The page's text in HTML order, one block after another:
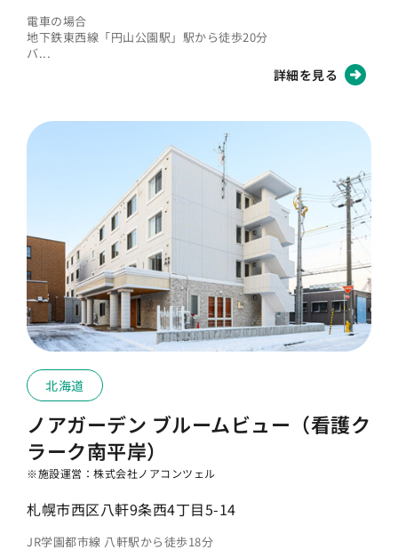
電車の場合
地下鉄東西線「円山公園駅」駅から徒歩20分
バ...
詳細を見る
北海道
ノアガーデン ブルームビュー（看護ク
ラーク南平岸）
※施設運営：株式会社ノアコンツェル
札幌市西区八軒9条西4丁目5-14
JR学園都市線 八軒駅から徒歩18分